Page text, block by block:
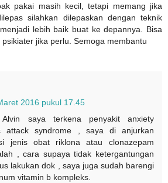
pakai masih kecil, tetapi memang jika
silahkan dilepaskan dengan teknik
lebih baik buat ke depannya. Bisa
jika perlu. Semoga membantu
2016 pukul 17.45
saya terkena penyakit anxiety
attack syndrome , saya di anjurkan
jenis obat riklona atau clonazepam
, cara supaya tidak ketergantungan
lakukan dok , saya juga sudah barengi
vitamin b kompleks.